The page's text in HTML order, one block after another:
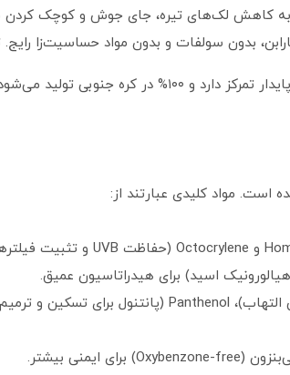
کاهش لک‌های تیره، جای جوش و کوچک کردن
بدون سولفات و بدون مواد حساسیت‌زا